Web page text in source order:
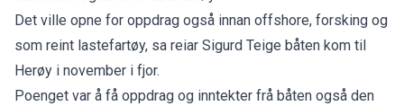
Det ville opne for oppdrag også innan offshore, forsking og
som reint lastefartøy, sa reiar Sigurd Teige båten kom til
Herøy i november i fjor.
Poenget var å få oppdrag og inntekter frå båten også den